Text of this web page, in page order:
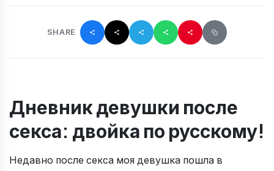
SHARE
Дневник девушки после
секса: двойка по русскому!
Недавно после cекca моя девушка пошла в